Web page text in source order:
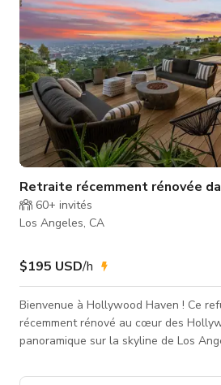
Retraite récemment rénovée
60+ invités
Los Angeles, CA
$195 USD/h
Bienvenue à Hollywood Haven ! Ce
récemment rénové au cœur des
panoramique sur la skyline de Los
production. Réservez maintenant